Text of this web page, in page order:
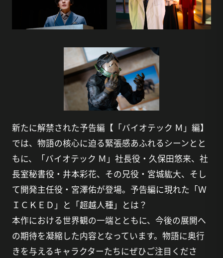
新たに解禁された予告編【「バイオテック Ｍ」編】
では、物語の核心に迫る緊張感あふれるシーンとと
もに、「バイオテック Ｍ」社長役・久保田悠来、社
長室秘書役・井本彩花、その兄役・宮城紘大、そし
て開発主任役・宮澤佑が登場。予告編に現れた「Ｗ
ＩＣＫＥＤ」と「超越人種」とは？
本作における世界観の一端とともに、今後の展開へ
の期待を凝縮した内容となっています。物語に奥行
きを与えるキャラクターたちにぜひご注目くださ